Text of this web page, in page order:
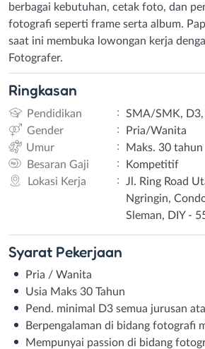
berbagai kebutuhan, cetak foto, dan
fotografi seperti frame serta album.
saat ini membuka lowongan kerja
Fotografer.
Ringkasan
Pendidikan :
SMA/SMK, D3,
Gender
:
Pria/Wanita
Umur
:
Maks. 30 tahun
Besaran Gaji
:
Kompetitif
Lokasi Kerja
:
Jl. Ring Road
Ngringin,
Sleman, DIY -
Syarat Pekerjaan
Pria / Wanita
Usia Maks 30 Tahun
Pend. minimal D3 semua jurusan
Berpengalaman di bidang fotografi
Mempunyai passion di bidang